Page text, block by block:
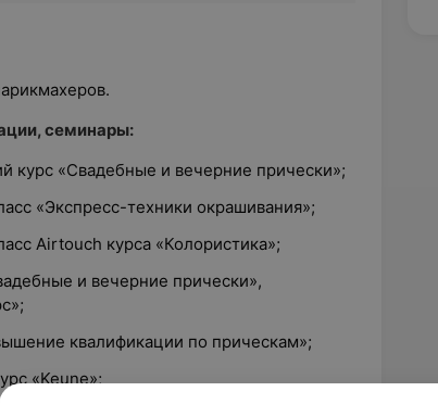
семинары:
курс «Свадебные и вечерние прически»;
«Экспресс-техники окрашивания»;
Airtouch курса «Колористика»;
и вечерние прически»,
квалификации по прическам»;
«Keune»;